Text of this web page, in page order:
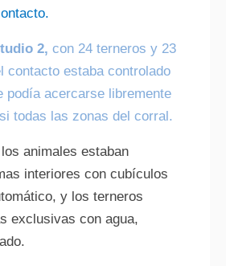
2, con 24 terneros y 23
contacto estaba controlado
podía acercarse libremente
todas las zonas del corral.
animales estaban
interiores con cubículos
y los terneros
exclusivas con agua,